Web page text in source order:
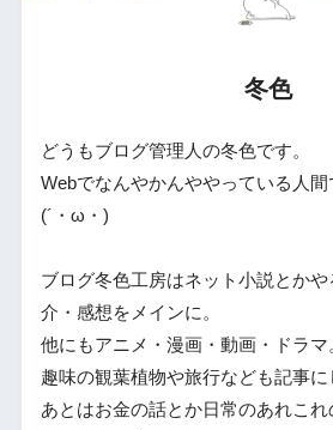
冬色
どうもブログ管理人の冬色です。
Webでなんやかんややっている人間
(´・ω・)
ブログ冬色工房はネット小説とか
介・感想をメインに。
他にもアニメ・漫画・動画・ドラマ
趣味の観葉植物や旅行なども記事に
あとはお金の話とか日常のあれこ